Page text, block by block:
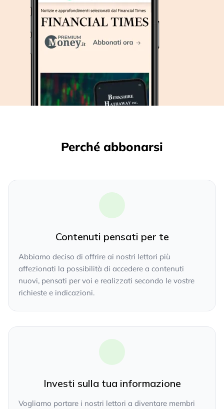
Perché abbonarsi
Contenuti pensati per te
Abbiamo deciso di offrire ai nostri lettori più
affezionati la possibilità di accedere a contenuti
nuovi, pensati per voi e realizzati secondo le vostre
richieste e indicazioni.
Investi sulla tua informazione
Vogliamo portare i nostri lettori a diventare membri